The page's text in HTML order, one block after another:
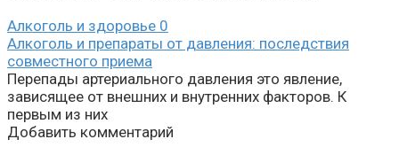
Алкоголь и здоровье 0
Алкоголь и препараты от давления: последствия
совместного приема
Перепады артериального давления это явление,
зависящее от внешних и внутренних факторов. К
первым из них
Добавить комментарий